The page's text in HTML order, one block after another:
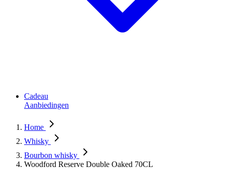
Cadeau
Aanbiedingen
Home
Whisky
Bourbon whisky
Woodford Reserve Double Oaked 70CL